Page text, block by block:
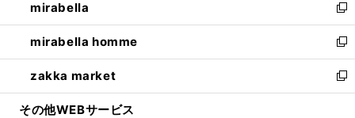
く
で
開
く
ド
ウ
で
開
く
ィ
ン
ド
ウ
で
開
い
ウ
ィ
ン
ド
ウ
mirabella
新
し
い
ウ
ィ
ン
mirabella homme
新
し
い
ウ
zakka market
新
し
その他WEBサービス